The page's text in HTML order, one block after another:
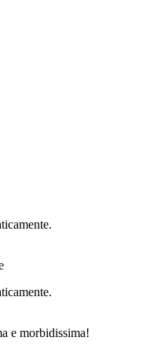
e morbidissima!